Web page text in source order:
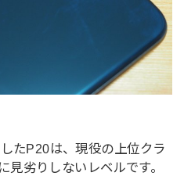
たP20は、現役の上位クラ
見劣りしないレベルです。